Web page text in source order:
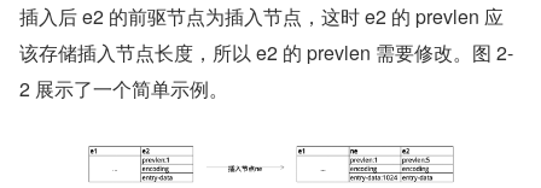
插入后 e2 的前驱节点为插入节点，这时 e2 的 prevlen 应
该存储插入节点长度，所以 e2 的 prevlen 需要修改。图 2-
2 展示了一个简单示例。